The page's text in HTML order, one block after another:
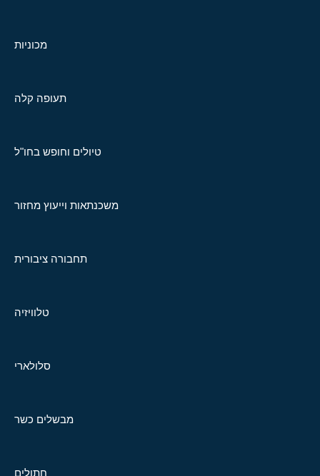
מכוניות
תעופה קלה
טיולים וחופש בחו"ל
משכנתאות וייעוץ מחזור
תחבורה ציבורית
טלוויזיה
סלולארי
מבשלים כשר
חתולים